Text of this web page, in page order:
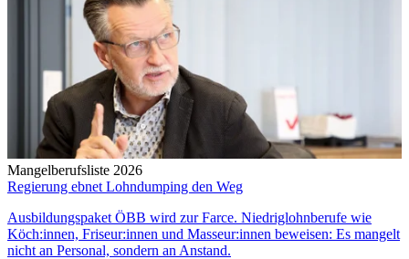
Mangelberufsliste 2026
Regierung ebnet Lohndumping den Weg
Ausbildungspaket ÖBB wird zur Farce. Niedriglohnberufe wie
Köch:innen, Friseur:innen und Masseur:innen beweisen: Es mangelt
nicht an Personal, sondern an Anstand.